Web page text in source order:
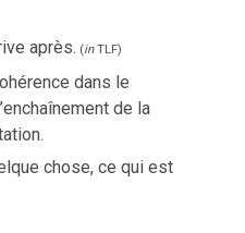
après. (inTLF)
dans le
de la
chose, ce qui est